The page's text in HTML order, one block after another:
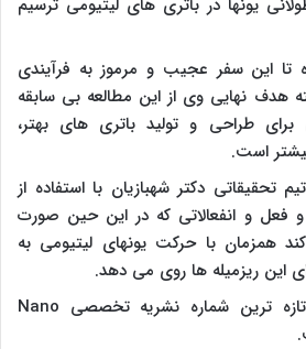
یونها در باتری های لیتیومی ترسیم
این سفر عجیب و مرموز به فرآیندی
هدف نهایی وی از این مطالعه بی سابقه
طراحی و تولید باتری های بهتر،
است.
تحقیقاتی دکتر شهبازیان با استفاده از
و فعل و انفعالاتی که در این حین صورت
همزمان با حرکت یونهای لیتیومی به
این ریزمیله ها روی می دهد.
ترین شماره نشریه تخصصی Nano